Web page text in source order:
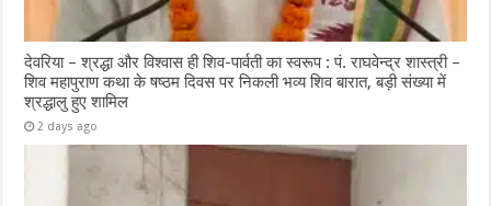
देवरिया – श्रद्धा और विश्वास ही शिव-पार्वती का स्वरूप : पं. राघवेन्द्र शास्त्री –
शिव महापुराण कथा के षष्ठम दिवस पर निकली भव्य शिव बारात, बड़ी संख्या में
श्रद्धालु हुए शामिल
2 days ago